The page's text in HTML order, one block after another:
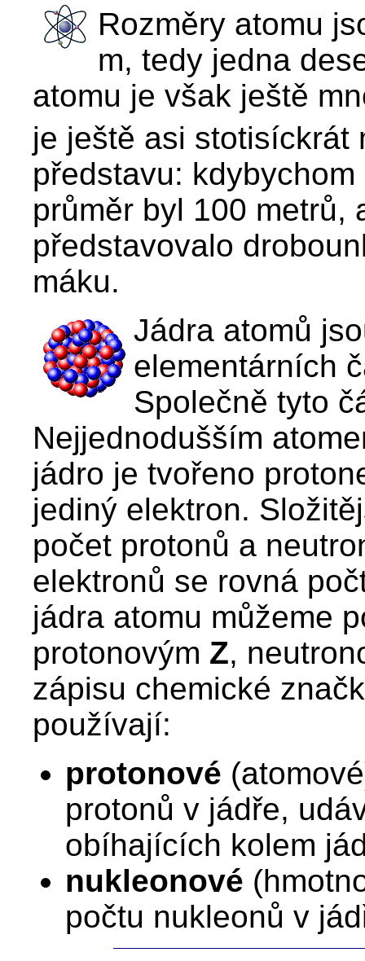
Rozměry atomu
m, tedy jedna
atomu je však ještě
je ještě asi stotisíckrát
představu:
průměr byl 100 metrů,
představovalo
máku.
Jádra atomů
elementárních
Společně tyto
Nejjednodušším
jádro je tvořeno
jediný elektron.
počet protonů a
elektronů se rovná
jádra atomu můžeme
protonovým Z,
zápisu chemické
používají:
protonové
protonů v jádře,
obíhajících kolem
nukleonové
počtu nukleonů v